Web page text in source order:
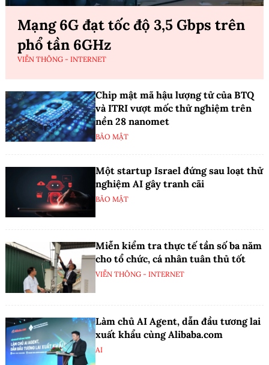
Mạng 6G đạt tốc độ 3,5 Gbps trên
phổ tần 6GHz
VIỄN THÔNG - INTERNET
Chip mật mã hậu lượng tử của BTQ
và ITRI vượt mốc thử nghiệm trên
nền 28 nanomet
BẢO MẬT
Một startup Israel đứng sau loạt thử
nghiệm AI gây tranh cãi
BẢO MẬT
Miễn kiểm tra thực tế tần số ba năm
cho tổ chức, cá nhân tuân thủ tốt
VIỄN THÔNG - INTERNET
Làm chủ AI Agent, dẫn đầu tương lai
xuất khẩu cùng Alibaba.com
AI